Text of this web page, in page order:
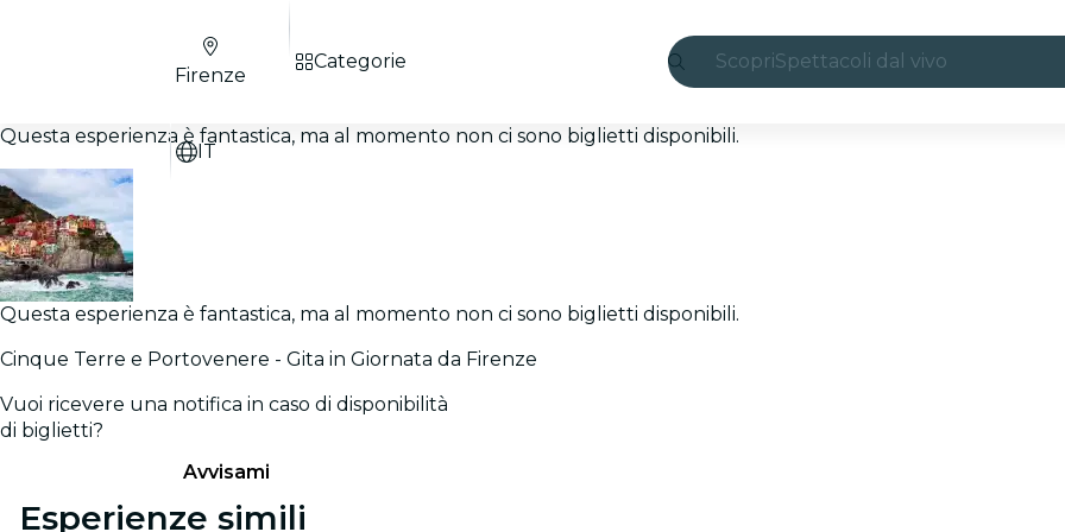
ScopriSpettacoli dal vivo
Firenze
IT
Categorie
Questa esperienza è fantastica, ma al momento non ci sono biglietti disponibili.
Questa esperienza è fantastica, ma al momento non ci sono biglietti disponibili.
Cinque Terre e Portovenere - Gita in Giornata da Firenze
Vuoi ricevere una notifica in caso di disponibilità
di biglietti?
Avvisami
Esperienze simili